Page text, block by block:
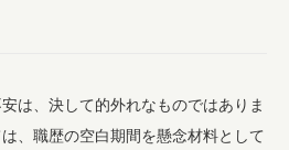
は、決して的外れなものではありま
、職歴の空白期間を懸念材料として